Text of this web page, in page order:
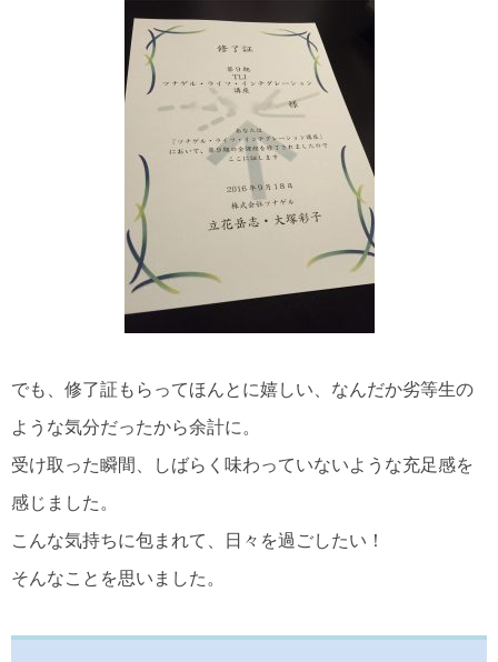
でも、修了証もらってほんとに嬉しい、なんだか劣等生の
ような気分だったから余計に。
受け取った瞬間、しばらく味わっていないような充足感を
感じました。
こんな気持ちに包まれて、日々を過ごしたい！
そんなことを思いました。